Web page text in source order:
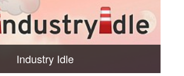
Industry Idle